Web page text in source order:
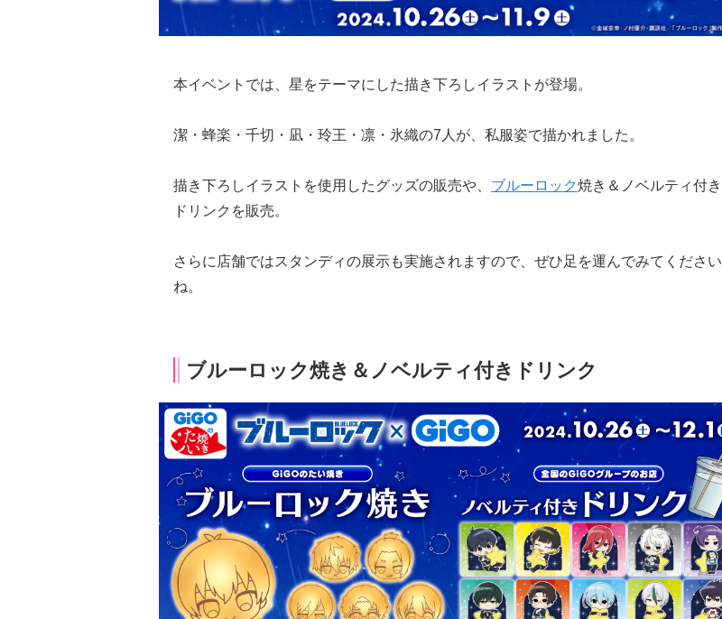
本イベントでは、星をテーマにした描き下ろしイラストが登場。
潔・蜂楽・千切・凪・玲王・凛・氷織の7人が、私服姿で描かれました。
描き下ろしイラストを使用したグッズの販売や、 ブルーロック焼き＆ノベルティ付き
ドリンクを販売。
さらに店舗ではスタンディの展示も実施されますので、ぜひ足を運んでみてください
ね。
ブルーロック焼き＆ノベルティ付きドリンク